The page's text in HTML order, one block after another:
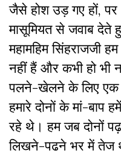
जैसे होश उड़ गए हों,
मासूमियत से जवाब देते
महामहिम सिंहराजजी
नहीं हैं और कभी हो भी
पलने-खेलने के लिए एक
हमारे दोनों के मां-बाप
रहे थे। हम जब दोनों
लिखने-पढने भर में तेज